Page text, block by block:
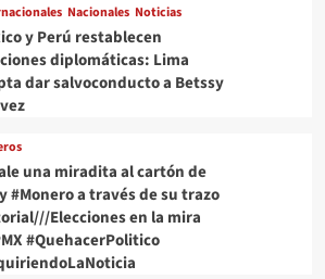
Nacionales Noticias
y Perú restablecen
diplomáticas: Lima
dar salvoconducto a Betssy
una miradita al cartón de
#Monero a través de su trazo
Elecciones en la mira
#QuehacerPolitico